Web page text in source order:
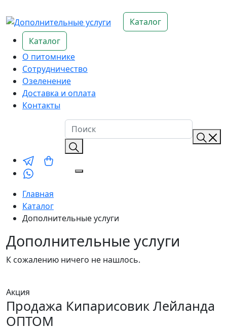
Каталог
Каталог
О питомнике
Сотрудничество
Озеленение
Доставка и оплата
Контакты
Главная
Каталог
Дополнительные услуги
Дополнительные услуги
К сожалению ничего не нашлось.
Акция
Продажа Кипарисовик Лейланда
ОПТОМ